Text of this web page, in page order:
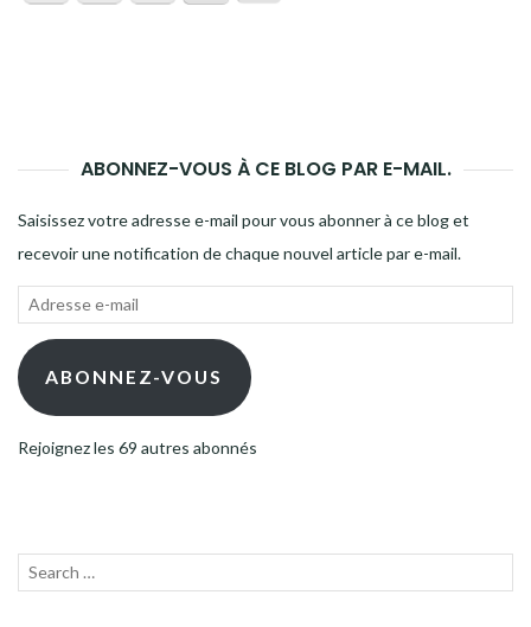
ABONNEZ-VOUS À CE BLOG PAR E-MAIL.
Saisissez votre adresse e-mail pour vous abonner à ce blog et
recevoir une notification de chaque nouvel article par e-mail.
Adresse
mail ABONNEZ-VOUS
Rejoignez les 69 autres abonnés
Recherche